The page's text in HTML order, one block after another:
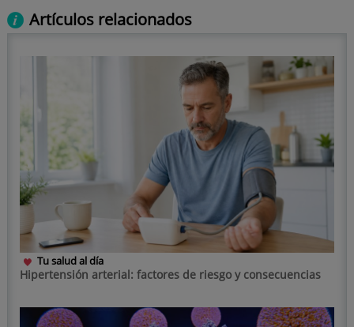
Artículos relacionados
Tu salud al día
Hipertensión arterial: factores de riesgo y consecuencias